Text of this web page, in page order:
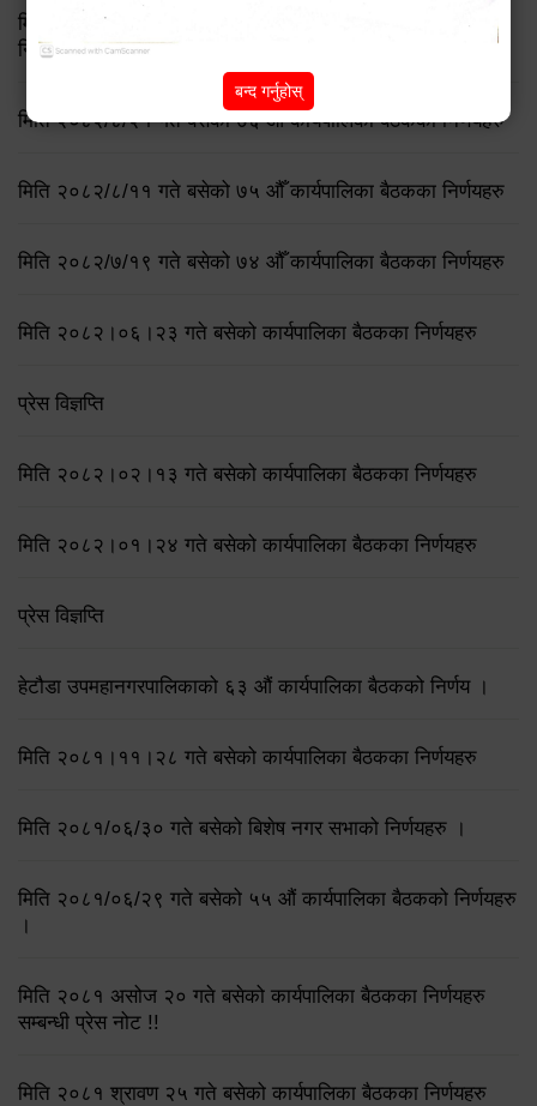
मिति २०८३ जेष्ठ १७ गते बसेको ८३औं नगर कार्यपालिकाको बैठकको
निर्णय
मिति २०८२/८/२१ गते बसेको ७६ औँ कार्यपालिका बैठकका निर्णयहरु
मिति २०८२/८/११ गते बसेको ७५ औँ कार्यपालिका बैठकका निर्णयहरु
मिति २०८२/७/१९ गते बसेको ७४ औँ कार्यपालिका बैठकका निर्णयहरु
मिति २०८२।०६।२३ गते बसेको कार्यपालिका बैठकका निर्णयहरु
प्रेस विज्ञप्ति
मिति २०८२।०२।१३ गते बसेको कार्यपालिका बैठकका निर्णयहरु
मिति २०८२।०१।२४ गते बसेको कार्यपालिका बैठकका निर्णयहरु
प्रेस विज्ञप्ति
हेटौडा उपमहानगरपालिकाको ६३ औं कार्यपालिका बैठकको निर्णय ।
मिति २०८१।११।२८ गते बसेको कार्यपालिका बैठकका निर्णयहरु
मिति २०८१/०६/३० गते बसेको बिशेष नगर सभाको निर्णयहरु ।
मिति २०८१/०६/२९ गते बसेको ५५ औं कार्यपालिका बैठकको निर्णयहरु
।
मिति २०८१ असोज २० गते बसेको कार्यपालिका बैठकका निर्णयहरु
सम्बन्धी प्रेस नोट !!
मिति २०८१ श्रावण २५ गते बसेको कार्यपालिका बैठकका निर्णयहरु
बन्द गर्नुहोस्